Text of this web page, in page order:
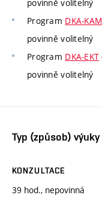
povinně volitelný
Program DKA-KAM
povinně volitelný
Program DKA-EKT
povinně volitelný
Typ (způsob) výuky
KONZULTACE
39 hod., nepovinná